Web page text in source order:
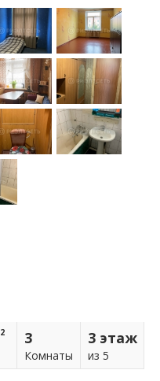
2 3
Комнаты
3 этаж
из 5